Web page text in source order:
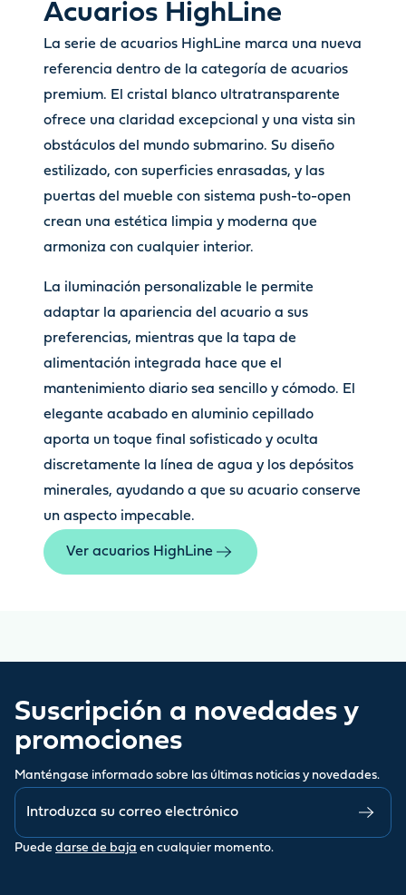
Acuarios HighLine
La serie de acuarios HighLine marca una nueva
referencia dentro de la categoría de acuarios
premium. El cristal blanco ultratransparente
ofrece una claridad excepcional y una vista sin
obstáculos del mundo submarino. Su diseño
estilizado, con superficies enrasadas, y las
puertas del mueble con sistema push-to-open
crean una estética limpia y moderna que
armoniza con cualquier interior.
La iluminación personalizable le permite
adaptar la apariencia del acuario a sus
preferencias, mientras que la tapa de
alimentación integrada hace que el
mantenimiento diario sea sencillo y cómodo. El
elegante acabado en aluminio cepillado
aporta un toque final sofisticado y oculta
discretamente la línea de agua y los depósitos
minerales, ayudando a que su acuario conserve
un aspecto impecable.
Ver acuarios HighLine
Suscripción a novedades y
promociones
Manténgase informado sobre las últimas noticias y novedades.
Puede darse de baja en cualquier momento.